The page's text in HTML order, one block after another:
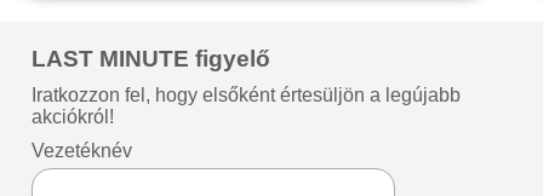
LAST MINUTE figyelő
Iratkozzon fel, hogy elsőként értesüljön a legújabb
akciókról!
Vezetéknév